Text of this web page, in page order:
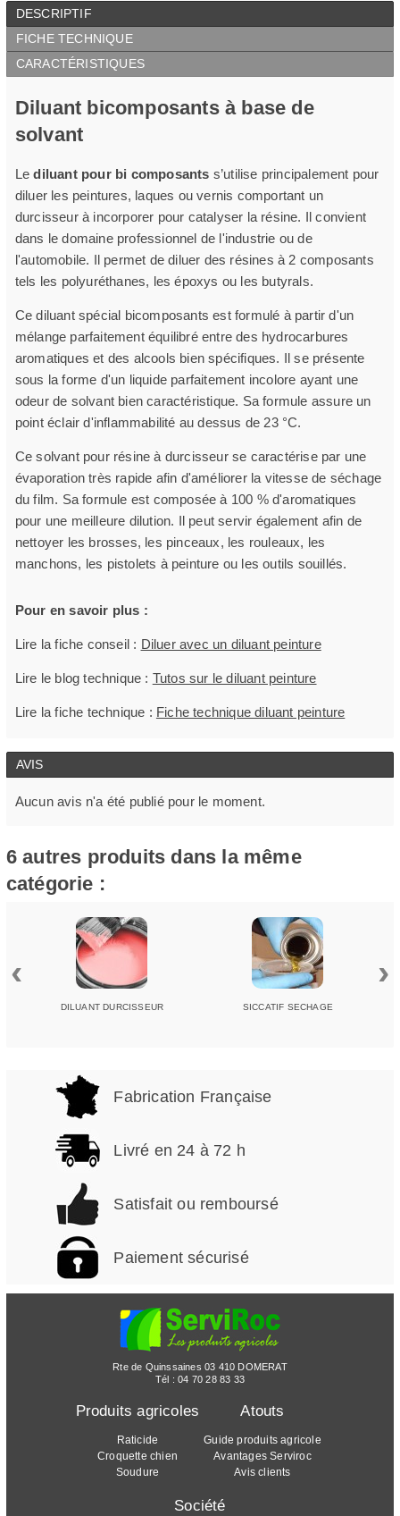
DESCRIPTIF
FICHE TECHNIQUE
CARACTÉRISTIQUES
Diluant bicomposants à base de
solvant
Lediluant pour bi composants s’utilise principalement pour
diluer les peintures, laques ou vernis comportant un
durcisseur à incorporer pour catalyser la résine. Il convient
dans le domaine professionnel de l'industrie ou de
l'automobile. Il permet de diluer des résines à 2 composants
tels les polyuréthanes, les époxys ou les butyrals.
Ce diluant spécial bicomposants est formulé à partir d'un
mélange parfaitement équilibré entre des hydrocarbures
aromatiques et des alcools bien spécifiques. Il se présente
sous la forme d'un liquide parfaitement incolore ayant une
odeur de solvant bien caractéristique. Sa formule assure un
point éclair d'inflammabilité au dessus de 23 °C.
Ce solvant pour résine à durcisseur se caractérise par une
évaporation très rapide afin d'améliorer la vitesse de séchage
du film. Sa formule est composée à 100 % d'aromatiques
pour une meilleure dilution. Il peut servir également afin de
nettoyer les brosses, les pinceaux, les rouleaux, les
manchons, les pistolets à peinture ou les outils souillés.
Pour en savoir plus :
Lire la fiche conseil : Diluer avec un diluant peinture
Lire le blog technique : Tutos sur le diluant peinture
Lire la fiche technique : Fiche technique diluant peinture
AVIS
Aucun avis n'a été publié pour le moment.
6 autres produits dans la même
catégorie :
DILUANT DURCISSEUR SICCATIF SECHAGE
‹ ›
Fabrication Française
Livré en 24 à 72 h
Satisfait ou remboursé
Paiement sécurisé
Rte de Quinssaines 03 410 DOMERAT
Tél :04 70 28 83 33
Produits agricoles
Raticide
Croquette chien
Soudure
Atouts
Guide produits agricole
Avantages Serviroc
Avis clients
Société